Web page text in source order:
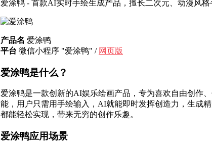
鸭
VS
友
D.design
爱涂鸭 - 首款AI实时手绘生成产品，擅长二次元、动漫风
产品名 爱涂鸭
平台 微信小程序 "爱涂鸭" / 网页版
爱涂鸭是什么？
爱涂鸭是一款创新的AI娱乐绘画产品，专为喜欢自由创作
能，用户只需用手绘输入，AI就能即时发挥创造力，生成
都能轻松实现，带来无穷的创作乐趣。
爱涂鸭应用场景